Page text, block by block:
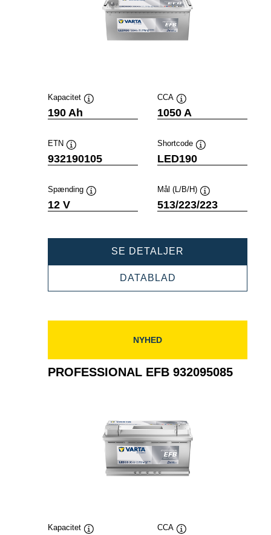
Kapacitet
190 Ah
CCA
Værktøjstip
1050 A
ETN
Værktøjstip
932190105
Shortcode
LED190
Spænding
12 V
Mål (L/B/H)
Værktøjstip
513/223/223
SE DETALJER
DATABLAD
NYHED
PROFESSIONAL EFB 932095085
Kapacitet CCA